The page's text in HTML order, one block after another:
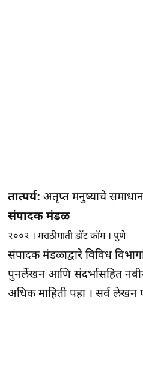
तात्पर्य: अतृप्त मनुष्याचे
संपादक मंडळ
२००२ । मराठीमाती डॉट कॉम । पुणे
संपादक मंडळाद्वारे विविध
पुनर्लेखन आणि संदर्भासहित
अधिक माहिती पहा।सर्व लेखन